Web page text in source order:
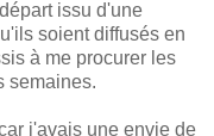
issu d'une
soient diffusés en
à me procurer les
semaines.
j'avais une envie de